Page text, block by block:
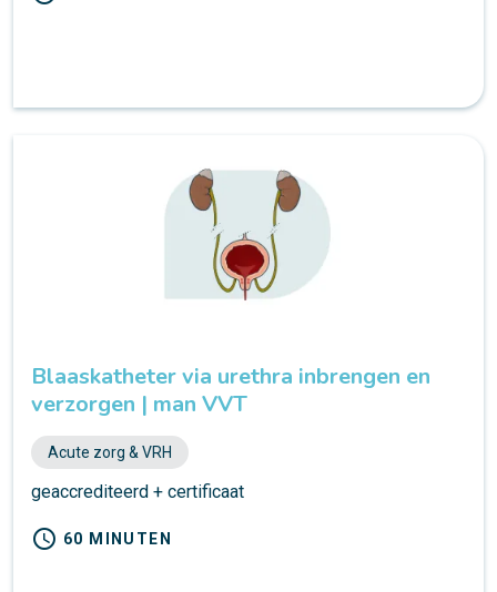
Blaaskatheter via urethra inbrengen en
verzorgen | man VVT
Acute zorg & VRH
geaccrediteerd + certificaat
schedule 60 MINUTEN